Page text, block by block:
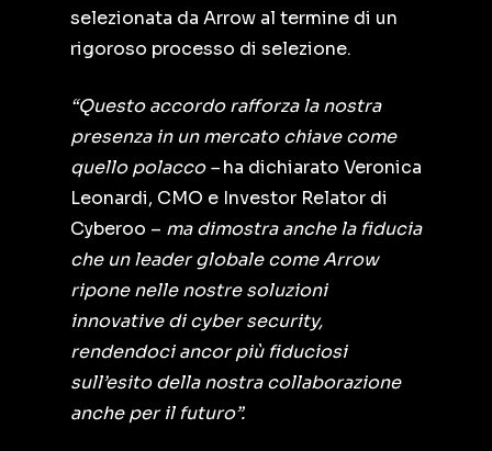
selezionata da Arrow al termine di un
rigoroso processo di selezione.
“Questo accordo rafforza la nostra
presenza in un mercato chiave come
quello polacco –ha dichiarato Veronica
Leonardi, CMO e Investor Relator di
Cyberoo – ma dimostra anche la fiducia
che un leader globale come Arrow
ripone nelle nostre soluzioni
innovative di cyber security,
rendendoci ancor più fiduciosi
sull’esito della nostra collaborazione
anche per il futuro”.